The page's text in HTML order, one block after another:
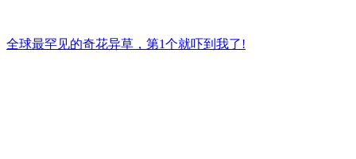
全球最罕见的奇花异草，第1个就吓到我了!